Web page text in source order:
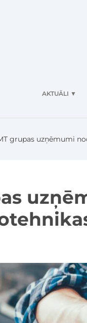
AKTUĀLI ▼
grupas uzņēmumi